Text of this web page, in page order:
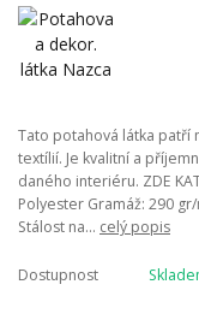
Tato potahová látka patří
textílií. Je kvalitní a
daného interiéru. ZDE
Polyester Gramáž: 290
Stálost na... celý popis
Dostupnost